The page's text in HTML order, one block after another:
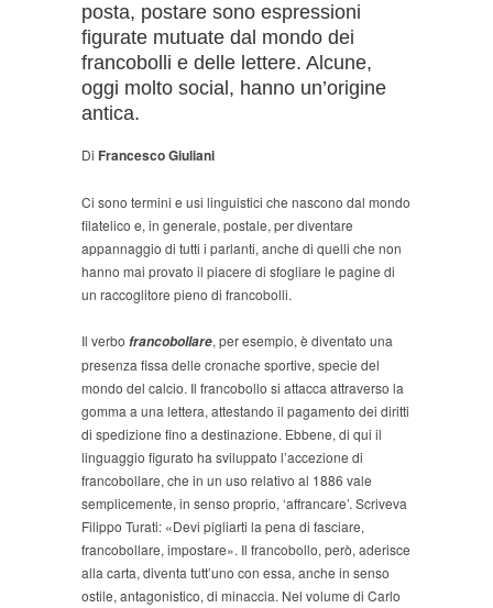
posta, postare sono espressioni
figurate mutuate dal mondo dei
francobolli e delle lettere. Alcune,
oggi molto social, hanno un’origine
antica.
Di Francesco Giuliani
Ci sono termini e usi linguistici che nascono dal mondo
filatelico e, in generale, postale, per diventare
appannaggio di tutti i parlanti, anche di quelli che non
hanno mai provato il piacere di sfogliare le pagine di
un raccoglitore pieno di francobolli.
Il verbo francobollare, per esempio, è diventato una
presenza fissa delle cronache sportive, specie del
mondo del calcio. Il francobollo si attacca attraverso la
gomma a una lettera, attestando il pagamento dei diritti
di spedizione fino a destinazione. Ebbene, di qui il
linguaggio figurato ha sviluppato l’accezione di
francobollare, che in un uso relativo al 1886 vale
semplicemente, in senso proprio, ‘affrancare’. Scriveva
Filippo Turati: «Devi pigliarti la pena di fasciare,
francobollare, impostare». Il francobollo, però, aderisce
alla carta, diventa tutt’uno con essa, anche in senso
ostile, antagonistico, di minaccia. Nel volume di Carlo